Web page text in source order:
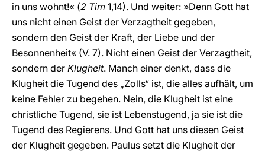
in uns wohnt!« (2 Tim 1,14). Und weiter: »Denn Gott hat
uns nicht einen Geist der Verzagtheit gegeben,
sondern den Geist der Kraft, der Liebe und der
Besonnenheit« (V. 7). Nicht einen Geist der Verzagtheit,
sondern der Klugheit. Manch einer denkt, dass die
Klugheit die Tugend des „Zolls“ ist, die alles aufhält, um
keine Fehler zu begehen. Nein, die Klugheit ist eine
christliche Tugend, sie ist Lebenstugend, ja sie ist die
Tugend des Regierens. Und Gott hat uns diesen Geist
der Klugheit gegeben. Paulus setzt die Klugheit der